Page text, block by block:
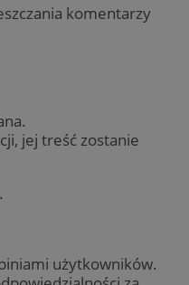
komentarzy
jej treść zostanie
użytkowników.